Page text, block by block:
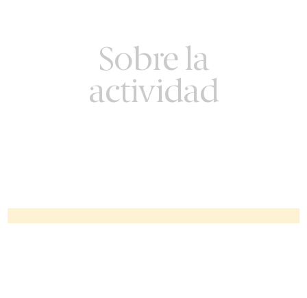
Sobre la
actividad